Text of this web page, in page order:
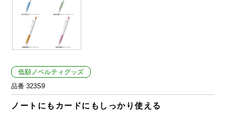
低額ノベルティグッズ
品番 323S9
ノートにもカードにもしっかり使える